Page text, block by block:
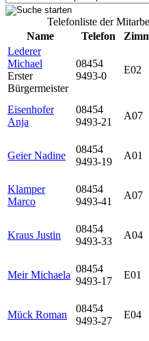
Telefonliste der
Name
Telefon
Lederer
Michael
Erster
Bürgermeister
08454
9493-0
E02
Eisenhofer
Anja
08454
9493-21
A07
Geier Nadine
08454
9493-19
A01
Klamper
Marco
08454
9493-41
A07
Kraus Justin
08454
9493-33
A04
Meir Michaela
08454
9493-17
E01
Mück Roman
08454
9493-27
E04